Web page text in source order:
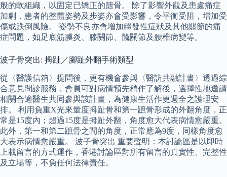
般的軟組織，以固定已矯正的蹠骨。 除了影響外觀及患處痛症
加劇，患者的整體姿勢及步姿亦會受影響，令平衡受阻，增加受
傷或跌倒風險。 姿勢不良亦會增加繼發性症狀及其他關節的痛
症問題，如足底筋膜炎、膝關節、髖關節及腰椎病變等。
波子骨突出: 拇趾／腳趾外翻手術類型
從〈醫護信箱〉提問後，更有機會參與〈醫訪共融計畫〉透過綜
合意見問診服務，會員可對病情預先稍作了解後，選擇性地邀請
相關合適醫生共同參與該計畫，為健康生活作更週全之護理安
排。 利用負重X光來量度拇趾骨和第一蹠骨形成的外翻角度，正
常是15度內；超過15度是拇趾外翻，角度愈大代表病情愈嚴重。
此外，第一和第二蹠骨之間的角度，正常應為9度，同樣角度愈
大表示病情愈嚴重。 波子骨突出 重要聲明：本討論區是以即時
上載留言的方式運作，香港討論區對所有留言的真實性、完整性
及立場等，不負任何法律責任。